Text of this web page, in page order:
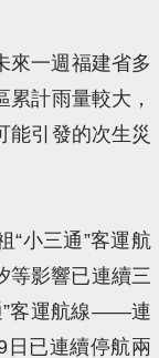
來一週福建省多
計雨量較大，
能引發的次生災
“小三通”客運航
等影響已連續三
”客運航線——連
日已連續停航兩